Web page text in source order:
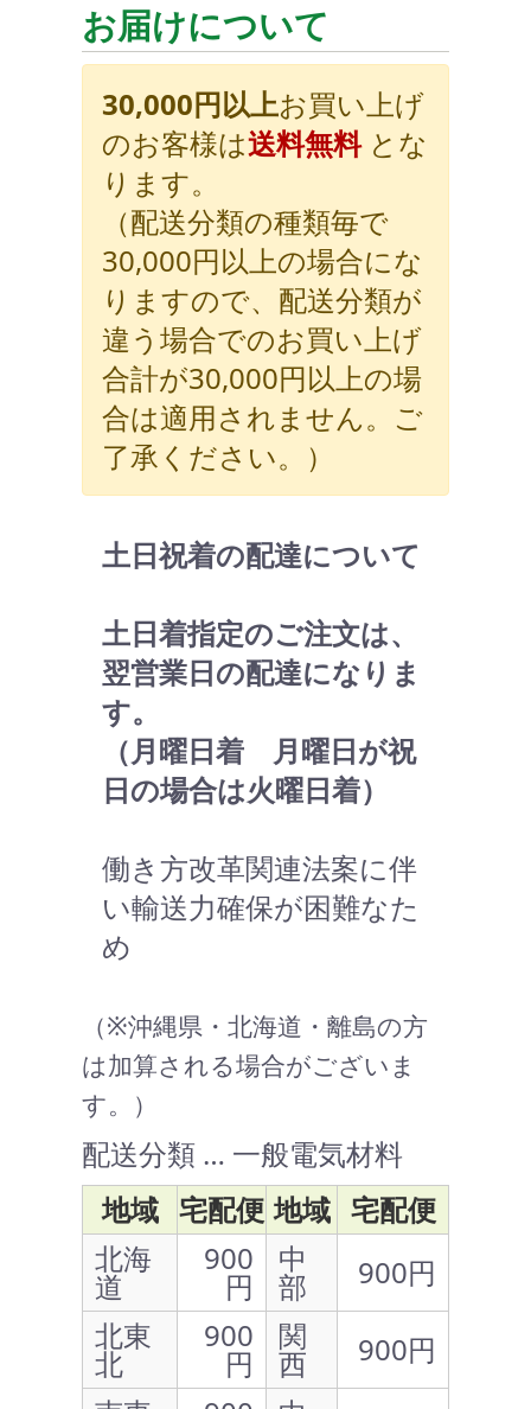
お届けについて
30,000円以上お買い上げ
のお客様は送料無料とな
ります。
（配送分類の種類毎で
30,000円以上の場合にな
りますので、配送分類が
違う場合でのお買い上げ
合計が30,000円以上の場
合は適用されません。ご
了承ください。）
土日祝着の配達について
土日着指定のご注文は、
翌営業日の配達になりま
す。
（月曜日着 月曜日が祝
日の場合は火曜日着）
働き方改革関連法案に伴
い輸送力確保が困難なた
め
（※沖縄県・北海道・離島の方
は加算される場合がございま
す。）
配送分類 … 一般電気材料
地域 宅配便 地域 宅配便
北海
道
900
円
中
部
900円
北東
北
900
円
関
西
900円